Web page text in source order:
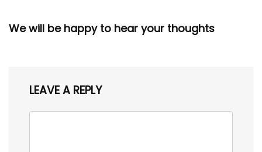
We will be happy to hear your thoughts
LEAVE A REPLY